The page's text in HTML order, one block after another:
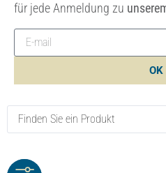
für jede Anmeldung zu
OK